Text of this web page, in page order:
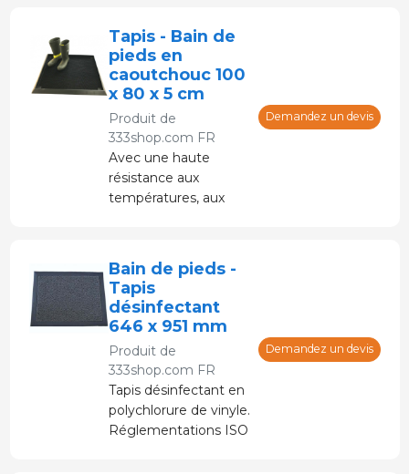
désinfectant.
Tapis - Bain de
pieds en
caoutchouc 100
x 80 x 5 cm
Produit de
333shop.com FR
Avec une haute
résistance aux
températures, aux
Demandez un devis
Bain de pieds -
Tapis
désinfectant
646 x 951 mm
Produit de
333shop.com FR
Tapis désinfectant en
polychlorure de vinyle.
Réglementations ISO
Demandez un devis